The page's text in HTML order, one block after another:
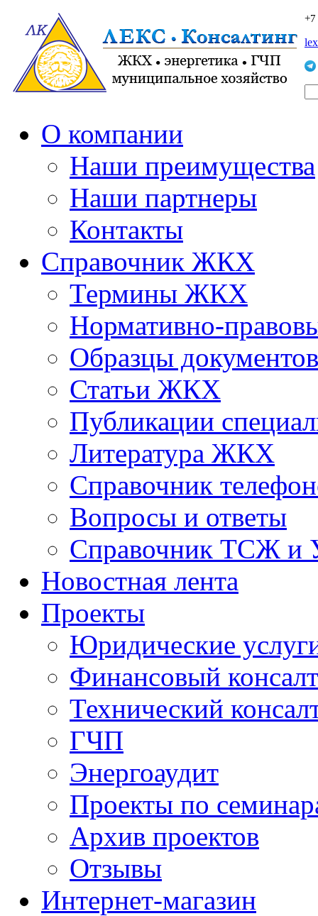
О компании
Наши преимущества
Наши партнеры
Контакты
Справочник ЖКХ
Термины ЖКХ
Нормативно-
Образцы документов
Статьи ЖКХ
Публикации
Литература ЖКХ
Справочник
Вопросы и ответы
Справочник ТСЖ и
Новостная лента
Проекты
Юридические
Финансовый
Технический
ГЧП
Энергоаудит
Проекты по
Архив проектов
Отзывы
Интернет-магазин